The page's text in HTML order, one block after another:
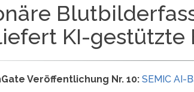
KI-gestützte
Veröffentlichung Nr. 10: SEMIC AI-